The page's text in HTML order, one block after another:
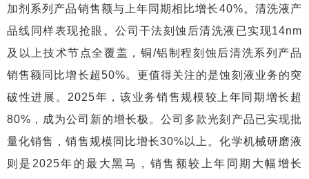
加剂系列产品销售额与上年同期相比增长40%。清洗液产
品线同样表现抢眼。公司干法刻蚀后清洗液已实现14nm
及以上技术节点全覆盖，铜/铝制程刻蚀后清洗系列产品
销售额同比增长超50%。更值得关注的是蚀刻液业务的突
破性进展。2025年，该业务销售规模较上年同期增长超
80%，成为公司新的增长极。公司多款光刻产品已实现批
量化销售，销售规模同比增长30%以上。化学机械研磨液
则是2025年的最大黑马，销售额较上年同期大幅增长